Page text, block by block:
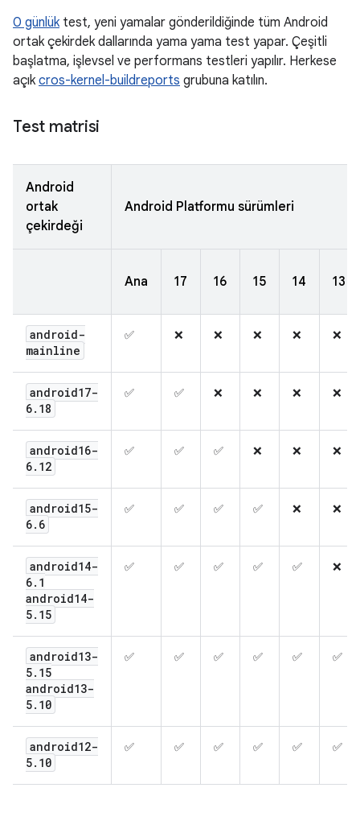
0 günlüktest, yeni yamalar gönderildiğinde tüm Android
ortak çekirdek dallarında yama yama test yapar. Çeşitli
başlatma, işlevsel ve performans testleri yapılır. Herkese
açık cros-kernel-buildreports grubuna katılın.
Test matrisi
Android
ortak
çekirdeği
Android Platformu sürümleri
Ana 17 16 15 14 13
android-
mainline
✅ ❌ ❌ ❌ ❌ ❌
android17-
6. 18
✅ ✅ ❌ ❌ ❌ ❌
android16-
6. 12
✅ ✅ ✅ ❌ ❌ ❌
android15-
6. 6
✅ ✅ ✅ ✅ ❌ ❌
android14-
6. 1
android14-
5. 15
✅ ✅ ✅ ✅ ✅ ❌
android13-
5. 15
android13-
5. 10
✅ ✅ ✅ ✅ ✅ ✅
android12-
5. 10
✅ ✅ ✅ ✅ ✅ ✅